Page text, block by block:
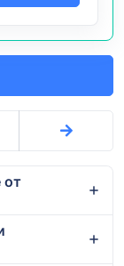
от